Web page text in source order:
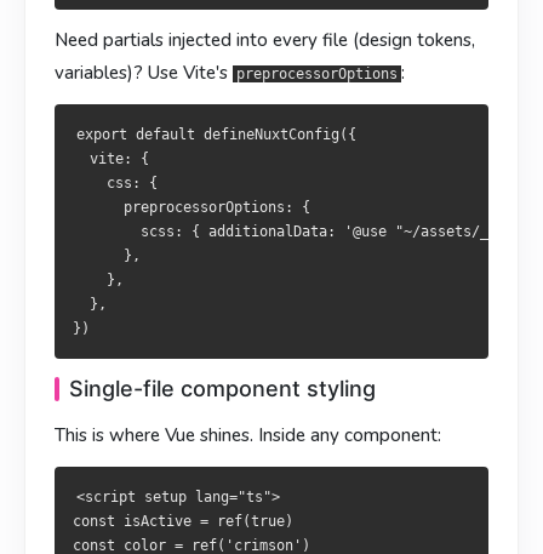
  },
单文件组件样式
这正是 Vue 的强项：
<script setup lang="ts">
const isActive = ref(true)
const color = ref('crimson')
</script>
<template>
  <div :class="['box', { active: isActive }]">
    <p :style="{ color }">hello</p>
  </div>
</template>
<style scoped>
.box { padding: 1rem; }
.active { outline: 2px solid v-bind(color); }
  },
單檔元件樣式
這正是 Vue 的強項：
<script setup lang="ts">
const isActive = ref(true)
const color = ref('crimson')
</script>
<template>
  <div :class="['box', { active: isActive }]">
  </div>
<style scoped>
.box { padding: 1rem; }
Need partials injected into every file (design tokens,
variables)? Use Vite's preprocessorOptions :
export default defineNuxtConfig({
  vite: {
    css: {
      preprocessorOptions: {
scss: { additionalData: '@use "~/assets/
      },
    },
  },
Single-file component styling
This is where Vue shines. Inside any component:
<script setup lang="ts">
const isActive = ref(true)
const color = ref('crimson')